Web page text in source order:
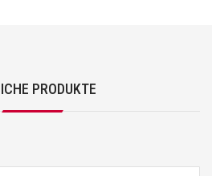
PRODUKTE